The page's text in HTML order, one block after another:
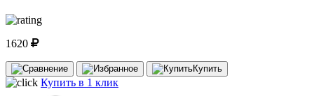
1620
Купить
Купить в 1 клик